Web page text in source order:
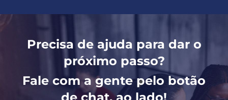
Precisa de ajuda para dar o
próximo passo?
Fale com a gente pelo botão